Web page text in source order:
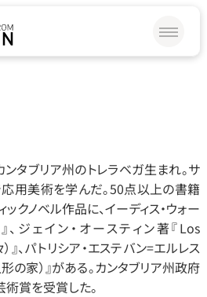
タブリア州のトレラベガ生まれ。サ
応用美術を学んだ。50点以上の書籍
クノベル作品に、イーディス‧ウォー
、ジェイン‧オースティン著『Los
』、パトリシア‧エステバン=エルレス
の家）』がある。カンタブリア州政府
術賞を受賞した。